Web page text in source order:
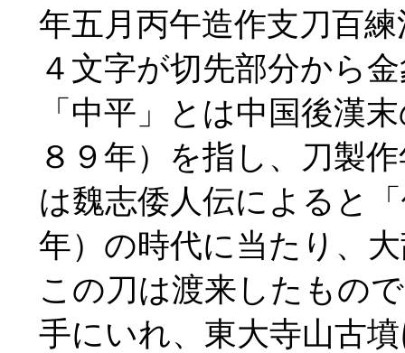
年五月丙午造作支刀百
４文字が切先部分から
「中平」とは中国後漢
８９年）を指し、刀製
は魏志倭人伝によると
年）の時代に当たり、
この刀は渡来したもの
手にいれ、東大寺山古